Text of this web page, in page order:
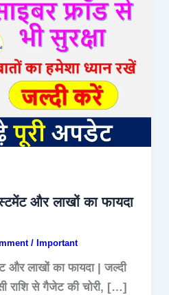
और लाखों का फायदा
/ Important
और लाखों का फायदा | जल्दी
राशि से गैजेट की चोरी, […]